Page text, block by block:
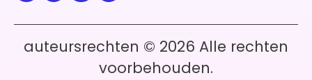
auteursrechten © 2026 Alle rechten
voorbehouden.